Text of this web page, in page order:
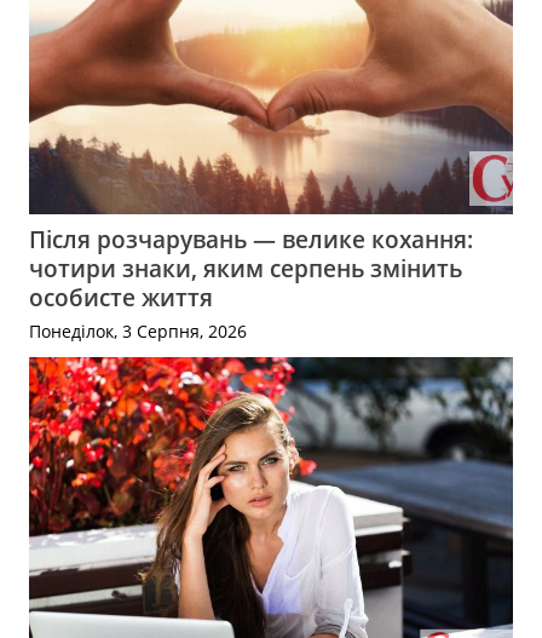
Після розчарувань — велике кохання:
чотири знаки, яким серпень змінить
особисте життя
Понеділок, 3 Серпня, 2026